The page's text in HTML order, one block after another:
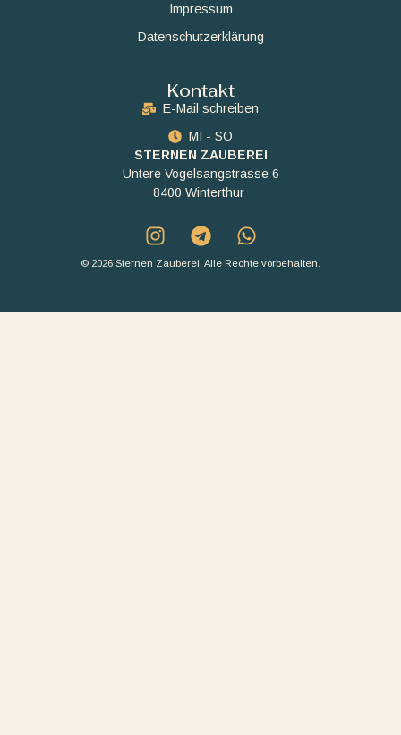
Impressum
Datenschutzerklärung
Kontakt
E-Mail schreiben
MI - SO
STERNEN ZAUBEREI
Untere Vogelsangstrasse 6
8400 Winterthur
© 2026 Sternen Zauberei. Alle Rechte vorbehalten.